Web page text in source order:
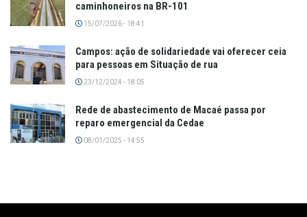
caminhoneiros na BR-101
15/07/2026 - 18:41
Campos: ação de solidariedade vai oferecer ceia
para pessoas em Situação de rua
23/12/2024 - 18:05
Rede de abastecimento de Macaé passa por
reparo emergencial da Cedae
08/01/2025 - 14:55